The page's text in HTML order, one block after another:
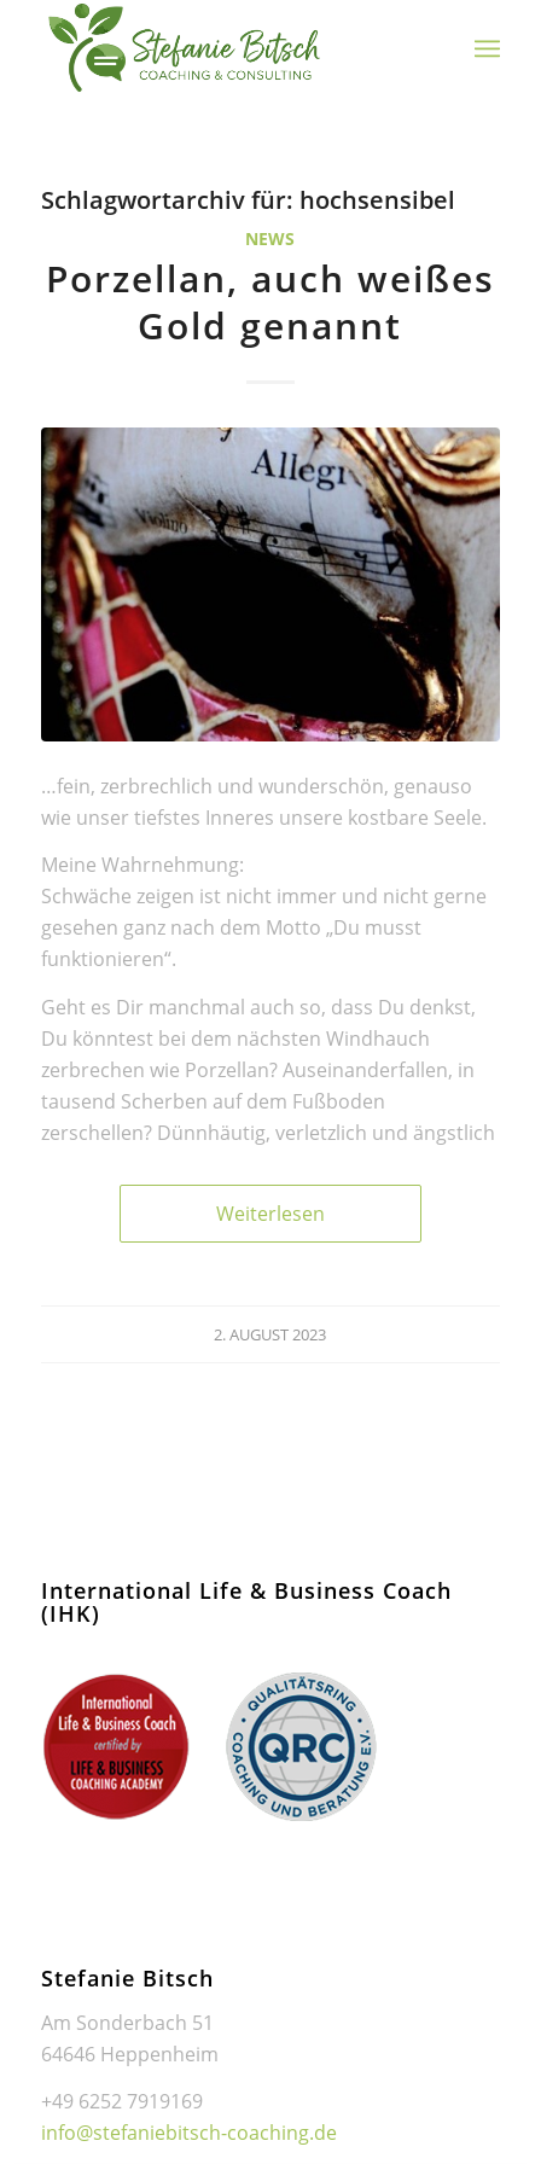
Schlagwortarchiv für: hochsensibel
NEWS
Porzellan, auch weißes
Gold genannt
…fein, zerbrechlich und wunderschön, genauso
wie unser tiefstes Inneres unsere kostbare Seele.
Meine Wahrnehmung:
Schwäche zeigen ist nicht immer und nicht gerne
gesehen ganz nach dem Motto „Du musst
funktionieren“.
Geht es Dir manchmal auch so, dass Du denkst,
Du könntest bei dem nächsten Windhauch
zerbrechen wie Porzellan? Auseinanderfallen, in
tausend Scherben auf dem Fußboden
zerschellen? Dünnhäutig, verletzlich und ängstlich
Weiterlesen
2. AUGUST 2023
International Life & Business Coach
(IHK)
Stefanie Bitsch
Am Sonderbach 51
64646 Heppenheim
+49 6252 7919169
info@stefaniebitsch-coaching.de